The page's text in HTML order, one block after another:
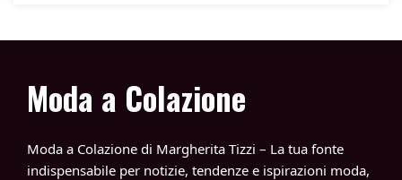
Moda a Colazione
Moda a Colazione di Margherita Tizzi – La tua fonte
indispensabile per notizie, tendenze e ispirazioni moda,